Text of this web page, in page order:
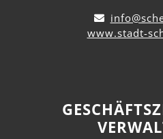
www.stadt-